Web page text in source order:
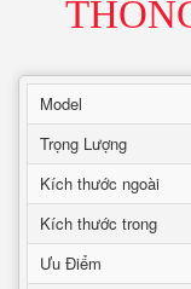
Model
Trọng Lượng
Kích thước ngoài
Kích thước trong
Ưu Điểm